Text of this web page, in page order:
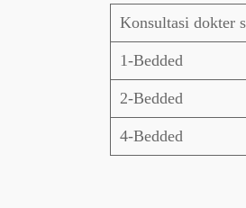
Konsultasi dokter
1-Bedded
2-Bedded
4-Bedded